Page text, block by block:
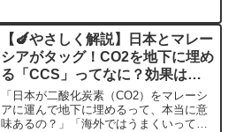
いことが多いので、今日もじぴてぃ先生
（ChatGPT）に聞...
【🍆やさしく解説】日本とマレー
シアがタッグ！CO2を地下に埋め
る「CCS」ってなに？効果はあ
るの？
「日本が二酸化炭素（CO2）をマレーシ
アに運んで地下に埋めるって、本当に意
味あるの？」「海外ではうまくいってる